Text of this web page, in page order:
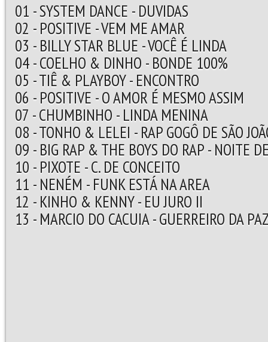
01 - SYSTEM DANCE - DUVIDAS
02 - POSITIVE - VEM ME AMAR
03 - BILLY STAR BLUE - VOCÊ É LINDA
04 - COELHO & DINHO - BONDE 100%
05 - TIÊ & PLAYBOY - ENCONTRO
06 - POSITIVE - O AMOR É MESMO ASSIM
07 - CHUMBINHO - LINDA MENINA
08 - TONHO & LELEI - RAP GOGÔ DE SÃO
09 - BIG RAP & THE BOYS DO RAP - NOITE
10 - PIXOTE - C. DE CONCEITO
11 - NENÉM - FUNK ESTÁ NA AREA
12 - KINHO & KENNY - EU JURO II
13 - MARCIO DO CACUIA - GUERREIRO DA PAZ